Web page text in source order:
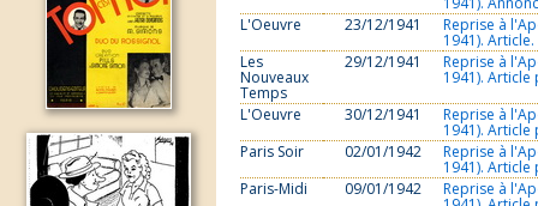
L'Oeuvre
23/12/1941 Reprise à
1941). Article.
Les
Nouveaux
Temps
29/12/1941 Reprise à
1941). Article
L'Oeuvre
30/12/1941 Reprise à
1941).
Paris Soir
02/01/1942 Reprise à
1941).
Paris-Midi
09/01/1942 Reprise à